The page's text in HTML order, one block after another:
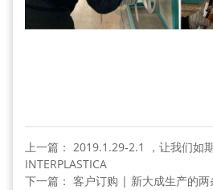
上一篇： 2019.1.29-2.1 ，让我们如
INTERPLASTICA
下一篇： 客户订购 | 新大成生产的